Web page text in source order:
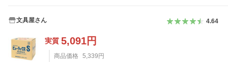
文具屋さん 4.64
実質 5,091円
商品価格 5,339 円